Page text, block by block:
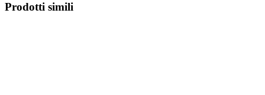
Prodotti simili